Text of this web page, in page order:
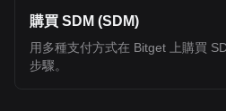
(1.0%): Fully unlocked at TGE (with
members and users Market Making and Exchange Fees (~1.5%
combined): Allocated to liquidity
購買 SDM (SDM)
用多種支付方式在 Bitget 上購買
步驟。